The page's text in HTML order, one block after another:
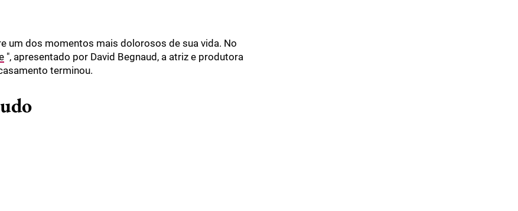
um dos momentos mais dolorosos de sua vida. No
", apresentado por David Begnaud, a atriz e produtora
terminou.